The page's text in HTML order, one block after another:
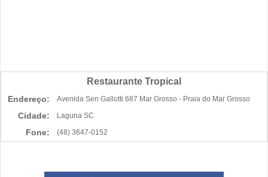
Restaurante Tropical
Endereço: Avenida Sen Gallotti 687 Mar Grosso - Praia do Mar Grosso
Cidade: Laguna SC
Fone: (48) 3647-0152